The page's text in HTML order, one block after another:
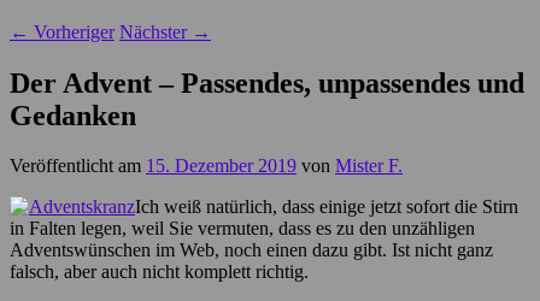
← Vorheriger Nächster →
Der Advent – Passendes, unpassendes und
Gedanken
Veröffentlicht am 15. Dezember 2019 von Mister F.
Ich weiß natürlich, dass einige jetzt sofort die Stirn
in Falten legen, weil Sie vermuten, dass es zu den unzähligen
Adventswünschen im Web, noch einen dazu gibt. Ist nicht ganz
falsch, aber auch nicht komplett richtig.